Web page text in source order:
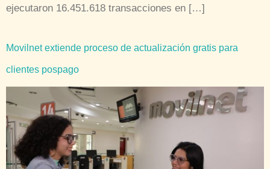
ejecutaron 16.451.618 transacciones en […]
Movilnet extiende proceso de actualización gratis para
clientes pospago